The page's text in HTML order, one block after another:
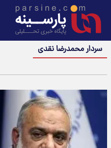
سردار محمدرضا نقدی